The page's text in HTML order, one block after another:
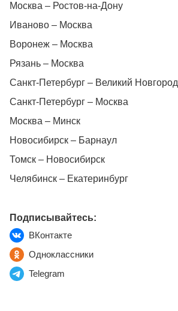
Москва – Ростов-на-Дону
Иваново – Москва
Воронеж – Москва
Рязань – Москва
Санкт-Петербург – Великий Новгород
Санкт-Петербург – Москва
Москва – Минск
Новосибирск – Барнаул
Томск – Новосибирск
Челябинск – Екатеринбург
Подписывайтесь:
ВКонтакте
Одноклассники
Telegram